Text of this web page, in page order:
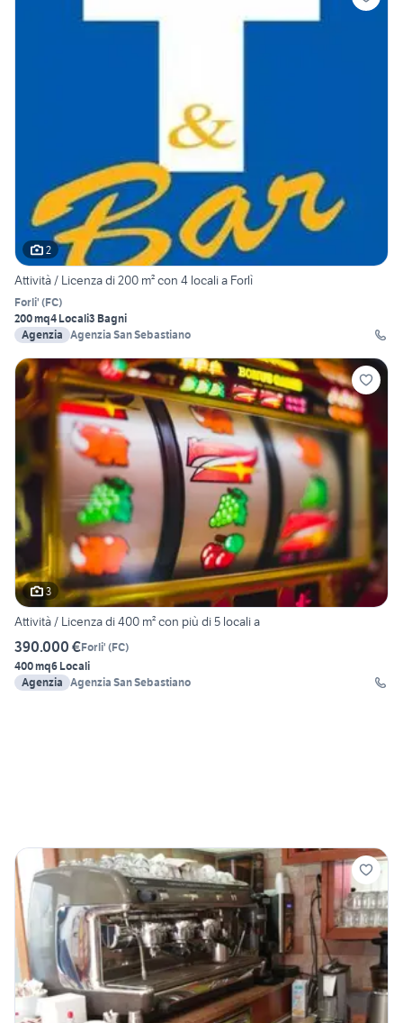
2
Attività / Licenza di 200 m² con 4 locali a Forlì
Forli' (FC)
200 mq4 Locali3 Bagni
Agenzia Agenzia San Sebastiano
3
Attività / Licenza di 400 m² con più di 5 locali a
390.000 €Forli' (FC)
400 mq6 Locali
Agenzia Agenzia San Sebastiano